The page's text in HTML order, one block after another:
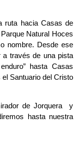
ruta hacia Casas de
Natural Hoces
nombre. Desde ese
a través de una pista
hasta Casas
Santuario del Cristo
de Jorquera y
hasta nuestra